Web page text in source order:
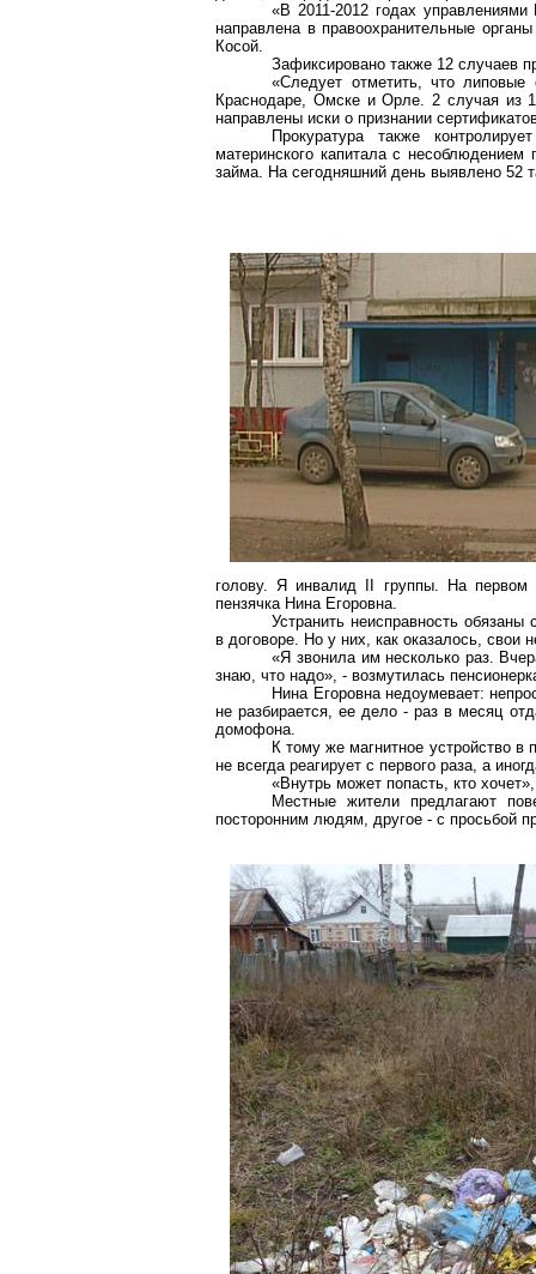
«В 2011-2012 годах
направлена в правоохранительные
Косой.
Зафиксировано также 12 случаев
«Следует отметить, что липовые
Краснодаре, Омске и Орле. 2 случая из
направлены иски о признании
Прокуратура также
материнского капитала с
займа. На сегодняшний день выявлено 52
голову. Я инвалид II группы. На
пензячка Нина Егоровна.
Устранить неисправность
в договоре. Но у них, как оказалось, свои
«Я звонила им несколько раз.
знаю, что надо», - возмутилась
Нина Егоровна недоумевает:
не разбирается, ее дело - раз в месяц
домофона.
К тому же магнитное устройство
не всегда реагирует с первого раза, а
«Внутрь может попасть, кто
Местные жители предлагают
посторонним людям, другое - с просьбой